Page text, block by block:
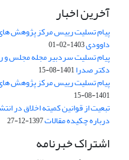
آخرین اخبار
پیام تسلیت رییس مرکز پژوهش
داوودی1403-02-01
پیام تسلیت سردبیر مجله مجلس و
دکتر صدرا1401-08-15
پیام تسلیت رییس مرکز پژوهش
1401-08-15
تبعیت از قوانین کمیته اخلاق در
درباره چکیده مقالات1397-12-27
اشتراک خبرنامه